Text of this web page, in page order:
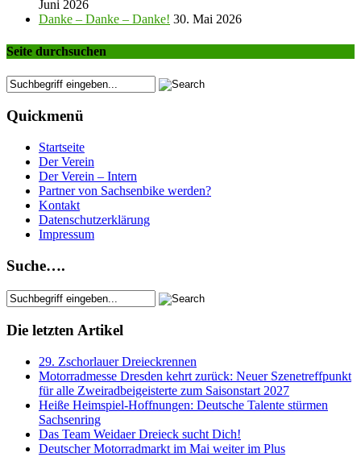
Juni 2026
Danke – Danke – Danke! 30. Mai 2026
Seite durchsuchen
Quickmenü
Startseite
Der Verein
Der Verein – Intern
Partner von Sachsenbike werden?
Kontakt
Datenschutzerklärung
Impressum
Suche….
Die letzten Artikel
29. Zschorlauer Dreieckrennen
Motorradmesse Dresden kehrt zurück: Neuer Szenetreffpunkt
für alle Zweiradbeigeisterte zum Saisonstart 2027
Heiße Heimspiel-Hoffnungen: Deutsche Talente stürmen
Sachsenring
Das Team Weidaer Dreieck sucht Dich!
Deutscher Motorradmarkt im Mai weiter im Plus